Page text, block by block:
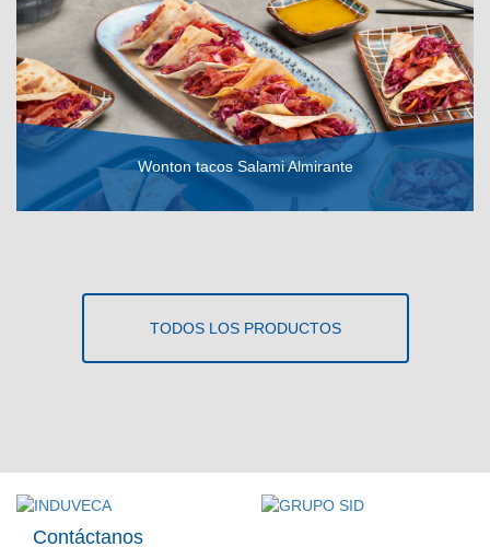
Wonton tacos Salami Almirante
TODOS LOS PRODUCTOS
Contáctanos